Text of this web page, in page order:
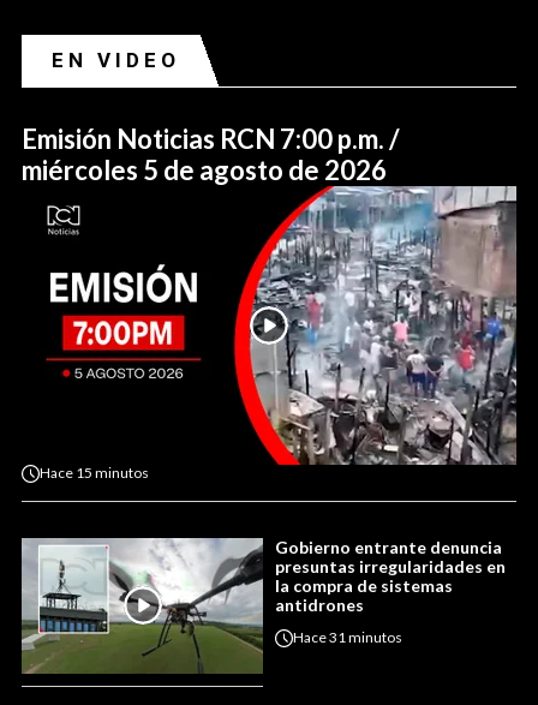
EN VIDEO
Emisión Noticias RCN 7:00 p.m. /
miércoles 5 de agosto de 2026
Hace 15 minutos
Gobierno entrante denuncia
presuntas irregularidades en
la compra de sistemas
antidrones
Hace31 minutos